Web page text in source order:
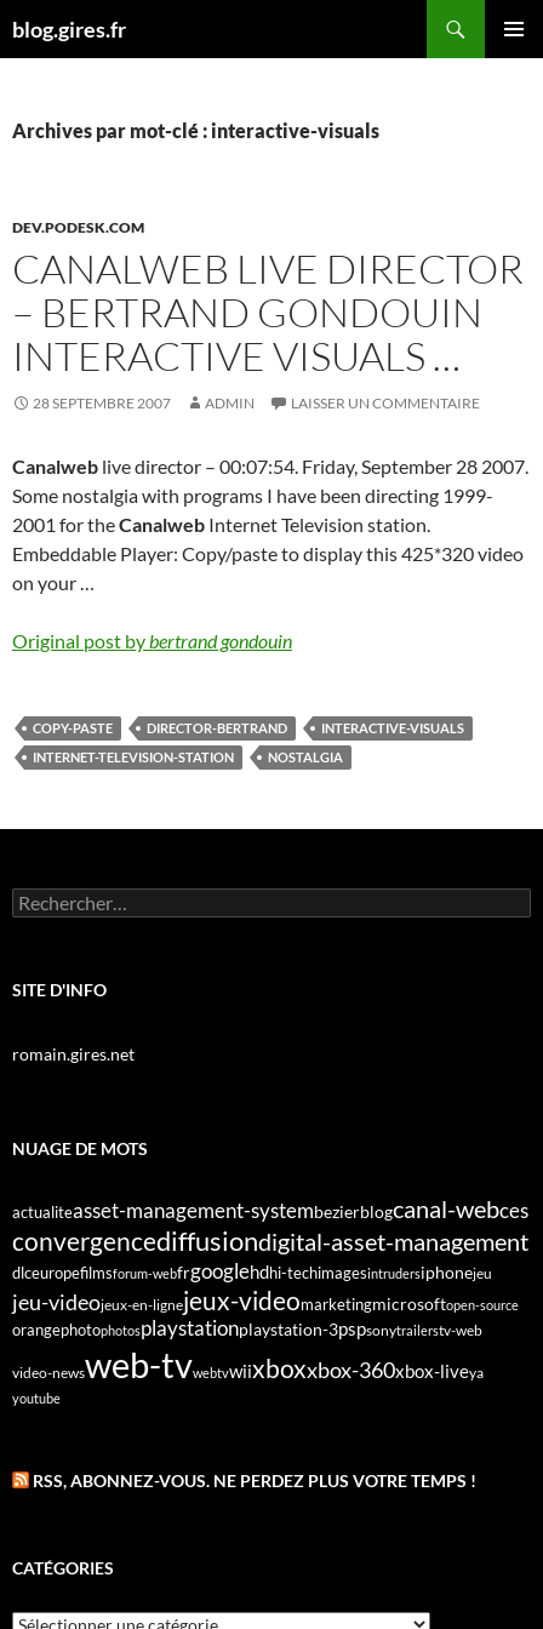
aublog.gires.fr
Archives par mot-clé : interactive-visuals
DEV.PODESK.COM
CANALWEB LIVE DIRECTOR
– BERTRAND GONDOUIN
INTERACTIVE VISUALS …
28 SEPTEMBRE 2007 ADMIN LAISSER UN COMMENTAIRE
Canalweb live director – 00:07:54. Friday, September 28 2007.
Some nostalgia with programs I have been directing 1999-
2001 for theCanalweb Internet Television station.
Embeddable Player: Copy/paste to display this 425*320 video
on your …
Original post bybertrand gondouin
COPY-PASTE DIRECTOR-BERTRAND
INTERACTIVE-VISUALS
INTERNET-TELEVISION-STATION
NOSTALGIA
Rechercher :
SITE D'INFO
romain.gires.net
NUAGE DE MOTS
actualiteasset-management-systembezierblogcanal-webces
convergencediffusiondigital-asset-management
dlceuropefilmsforum-webfrgooglehdhi-techimagesintrudersiphonejeu
jeu-videojeux-en-lignejeux-videomarketingmicrosoftopen-source
orangephotophotosplaystationplaystation-3pspsonytrailerstv-web
video-newsweb-tvwebtvwiixboxxbox-360xbox-liveya
youtube
RSS, ABONNEZ-VOUS. NE PERDEZ PLUS VOTRE TEMPS !
CATÉGORIES
Catégories